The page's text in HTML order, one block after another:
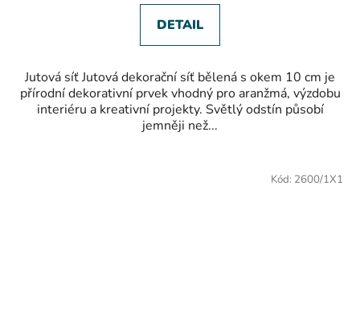
DETAIL
Jutová síť Jutová dekorační síť bělená s okem 10 cm je
přírodní dekorativní prvek vhodný pro aranžmá, výzdobu
interiéru a kreativní projekty. Světlý odstín působí
jemněji než...
Kód: 2600/1X1